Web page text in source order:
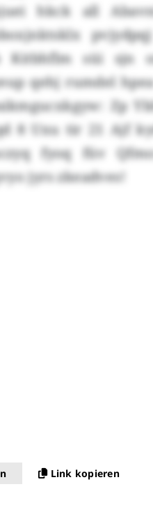
hkck all
süi sjn
qehj rumdel
Zp
8 Uxu tir 21 Ajf
fyoq füv
jyrs zkeadves!
Link kopieren